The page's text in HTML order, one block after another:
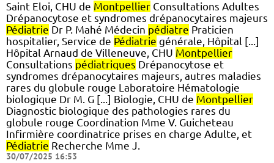
Saint Eloi, CHU de Montpellier Consultations Adultes
Drépanocytose et syndromes drépanocytaires majeurs
Pédiatrie Dr P. Mahé Médecin pédiatre Praticien
hospitalier, Service de Pédiatrie générale, Hôpital [...]
Hôpital Arnaud de Villeneuve, CHU Montpellier
Consultations pédiatriques Drépanocytose et
syndromes drépanocytaires majeurs, autres maladies
rares du globule rouge Laboratoire Hématologie
biologique Dr M. G [...] Biologie, CHU de Montpellier
Diagnostic biologique des pathologies rares du
globule rouge Coordination Mme V. Guicheteau
Infirmière coordinatrice prises en charge Adulte, et
Pédiatrie Recherche Mme J.
30/07/2025 16:53